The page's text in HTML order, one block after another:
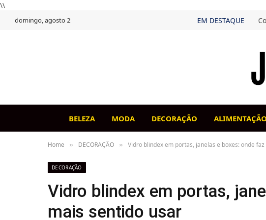
\\
domingo, agosto 2 EM DESTAQUE
BELEZA MODA DECORAÇÃO ALIMENTAÇÃO
Home » DECORAÇÃO » Vidro blindex em portas, janelas e boxes: onde
DECORAÇÃO
Vidro blindex em portas,
mais sentido usar